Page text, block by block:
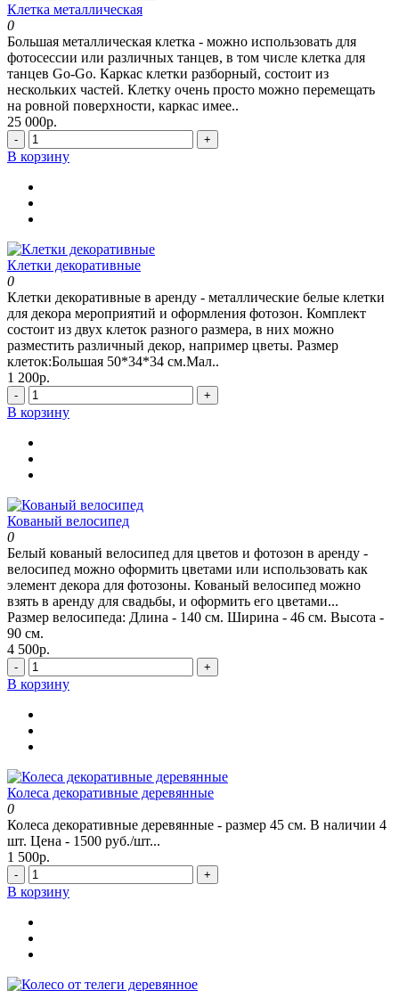
Клетка металлическая
0
Большая металлическая клетка - можно использовать для
фотосессии или различных танцев, в том числе клетка для
танцев Go-Go. Каркас клетки разборный, состоит из
нескольких частей. Клетку очень просто можно перемещать
на ровной поверхности, каркас имее..
25 000р.
- +
В корзину
Клетки декоративные
0
Клетки декоративные в аренду - металлические белые клетки
для декора мероприятий и оформления фотозон. Комплект
состоит из двух клеток разного размера, в них можно
разместить различный декор, например цветы. Размер
клеток:Большая 50*34*34 см.Мал..
1 200р.
- +
В корзину
Кованый велосипед
0
Белый кованый велосипед для цветов и фотозон в аренду -
велосипед можно оформить цветами или использовать как
элемент декора для фотозоны. Кованый велосипед можно
взять в аренду для свадьбы, и оформить его цветами...
Размер велосипеда: Длина - 140 см. Ширина - 46 см. Высота -
90 см.
4 500р.
- +
В корзину
Колеса декоративные деревянные
0
Колеса декоративные деревянные - размер 45 см. В наличии 4
шт. Цена - 1500 руб./шт...
1 500р.
- +
В корзину